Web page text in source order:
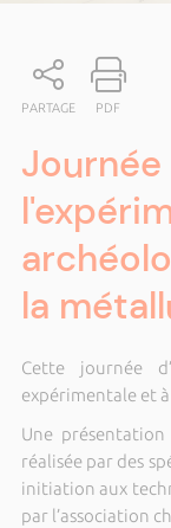
PARTAGE PDF
la
Cette journée
expérimentale et
Une
réalisée par des
initiation aux
par l’association